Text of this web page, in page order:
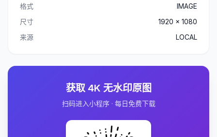
格式
IMAGE
尺寸
1920 x 1080
来源
LOCAL
获取 4K 无水印原图
扫码进入小程序 · 每日免费下载